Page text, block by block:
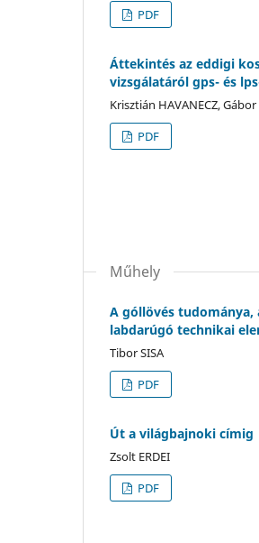
PDF
Áttekintés az eddigi
vizsgálatáról gps- és
Krisztián HAVANECZ, Gábor
PDF
Műhely
A góllövés tudománya,
labdarúgó technikai
Tibor SISA
PDF
Út a világbajnoki címig
Zsolt ERDEI
PDF